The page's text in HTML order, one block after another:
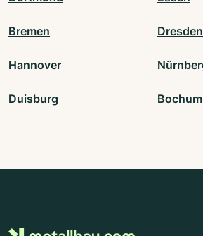
Bremen Dresden
Hannover
Duisburg Bochum